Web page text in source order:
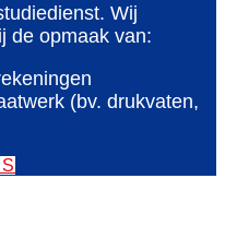
Wij
de opmaak van:
(bv. drukvaten,